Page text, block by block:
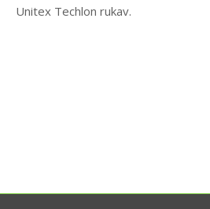
Unitex Techlon rukav.